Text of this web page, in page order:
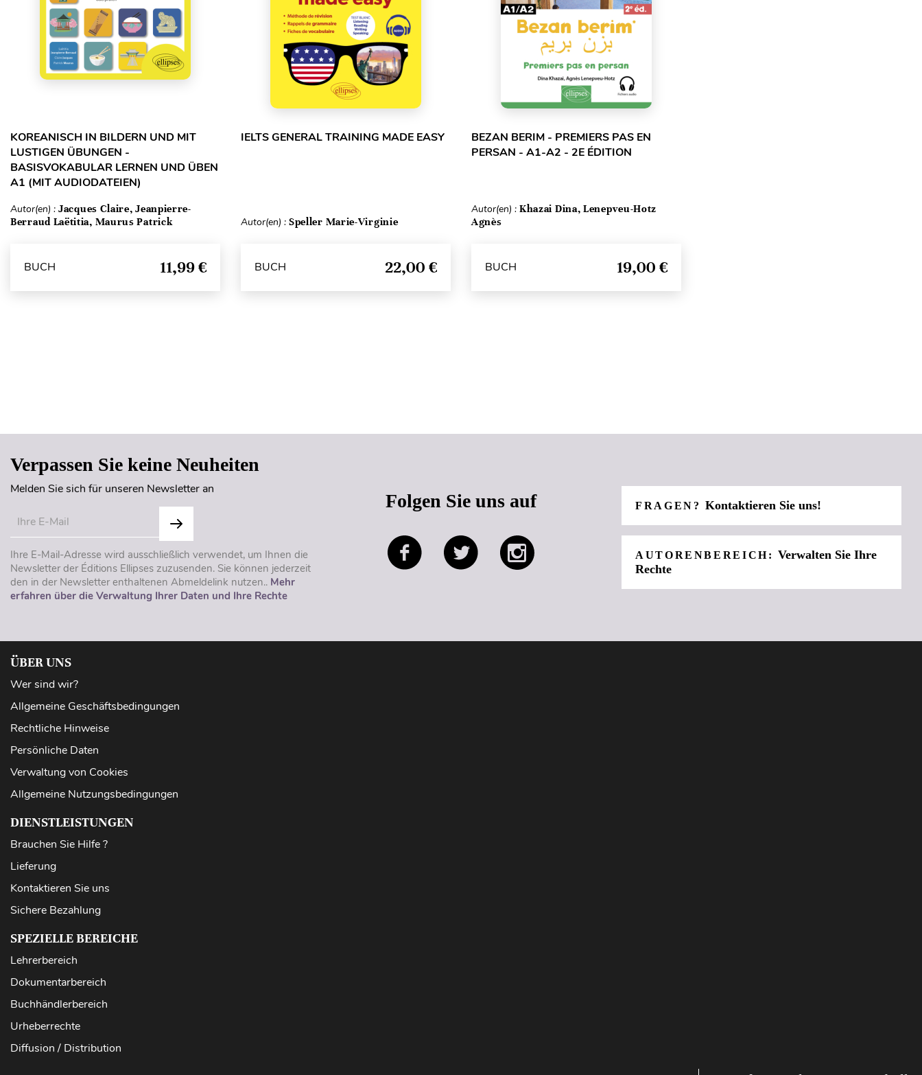
KOREANISCH IN BILDERN UND MIT
LUSTIGEN ÜBUNGEN -
BASISVOKABULAR LERNEN UND ÜBEN
A1 (MIT AUDIODATEIEN)
Autor(en) : Jacques Claire, Jeanpierre-
Berraud Laëtitia, Maurus Patrick
BUCH 11,99 €
IELTS GENERAL TRAINING MADE EASY
Autor(en) : Speller Marie-Virginie
BUCH 22,00 €
BEZAN BERIM - PREMIERS PAS EN
PERSAN - A1-A2 - 2E ÉDITION
Autor(en) : Khazai Dina, Lenepveu-Hotz
Agnès
BUCH 19,00 €
Verpassen Sie keine Neuheiten
Melden Sie sich für unseren Newsletter an
Ihre E-Mail-Adresse wird ausschließlich verwendet, um Ihnen die
Newsletter der Éditions Ellipses zuzusenden. Sie können jederzeit
den in der Newsletter enthaltenen Abmeldelink nutzen.. Mehr
erfahren über die Verwaltung Ihrer Daten und Ihre Rechte
Folgen Sie uns auf FRAGEN?Kontaktieren Sie uns!
AUTORENBEREICH:Verwalten Sie Ihre
Rechte
ÜBER UNS
Wer sind wir?
Allgemeine Geschäftsbedingungen
Rechtliche Hinweise
Persönliche Daten
Verwaltung von Cookies
Allgemeine Nutzungsbedingungen
DIENSTLEISTUNGEN
Brauchen Sie Hilfe ?
Lieferung
Kontaktieren Sie uns
Sichere Bezahlung
SPEZIELLE BEREICHE
Lehrerbereich
Dokumentarbereich
Buchhändlerbereich
Urheberrechte
Diffusion / Distribution